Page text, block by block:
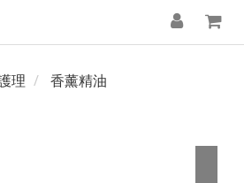
理 香薰精油